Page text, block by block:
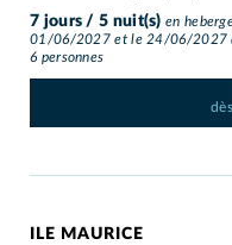
7 jours / 5 nuit(s) en
01/06/2027 et le 24/06/2027
6 personnes
dès
ILE MAURICE